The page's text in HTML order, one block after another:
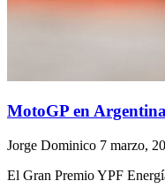
MotoGP en
Jorge Dominico 7 marzo,
El Gran Premio YPF